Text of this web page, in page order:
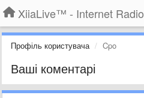
XiiaLive™ - Internet Radio
Профіль користувача Cpo
Ваші коментарі